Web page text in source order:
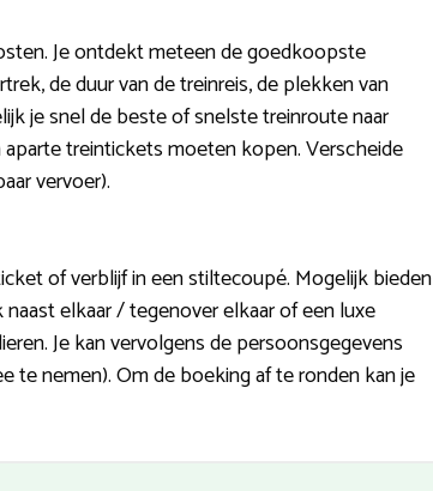
Je ontdekt meteen de goedkoopste
de duur van de treinreis, de plekken van
je snel de beste of snelste treinroute naar
treintickets moeten kopen. Verscheide
vervoer).
of verblijf in een stiltecoupé. Mogelijk bieden
elkaar / tegenover elkaar of een luxe
Je kan vervolgens de persoonsgegevens
te nemen). Om de boeking af te ronden kan je